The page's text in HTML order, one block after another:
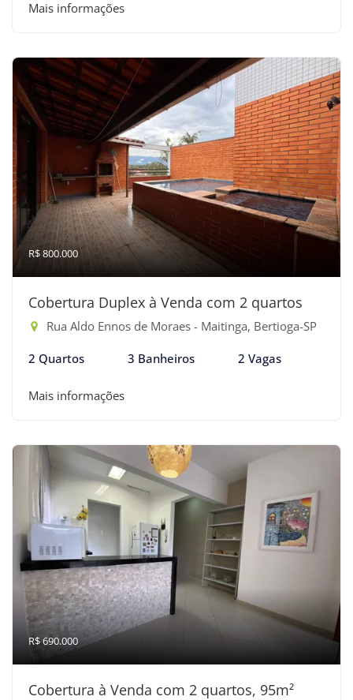
Mais informações
R$ 800.000
Cobertura Duplex à Venda com 2 quartos
Rua Aldo Ennos de Moraes - Maitinga, Bertioga-SP
2 Quartos 3 Banheiros 2 Vagas
Mais informações
R$ 690.000
Cobertura à Venda com 2 quartos, 95m²